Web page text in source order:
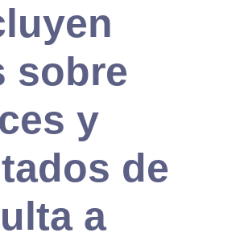
sobre
y
de
a